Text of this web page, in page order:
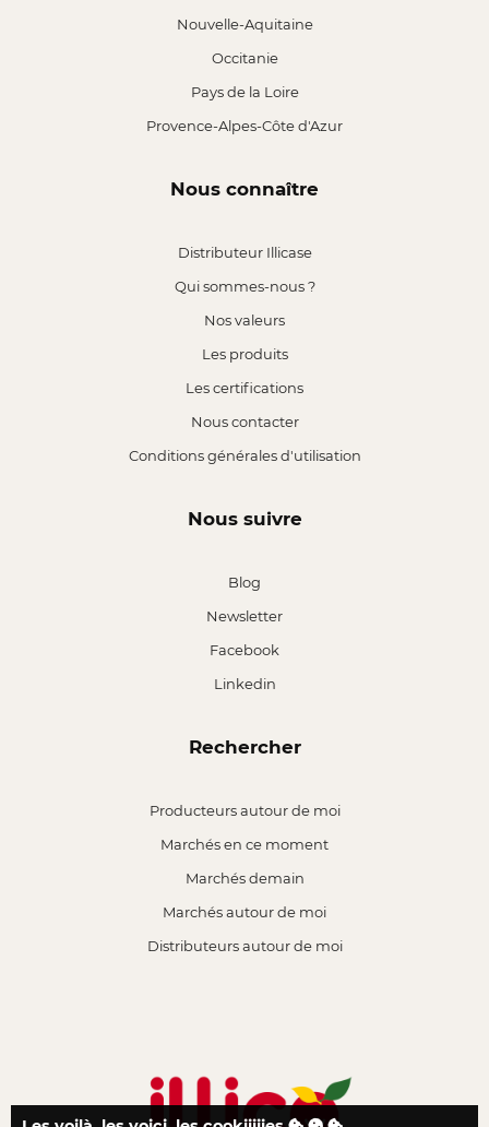
Nouvelle-Aquitaine
Occitanie
Pays de la Loire
Provence-Alpes-Côte d'Azur
Nous connaître
Distributeur Illicase
Qui sommes-nous ?
Nos valeurs
Les produits
Les certifications
Nous contacter
Conditions générales d'utilisation
Nous suivre
Blog
Newsletter
Facebook
Linkedin
Rechercher
Producteurs autour de moi
Marchés en ce moment
Marchés demain
Marchés autour de moi
Distributeurs autour de moi